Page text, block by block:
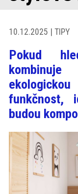
Prodejní
ProfiMag
Kontakt
10.12.2025 | TIPY
Pokud
funkčnost,
budou